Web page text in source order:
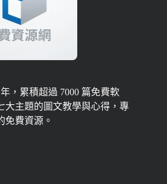
，累積超過 7000 篇免費軟
大主題的圖文教學與心得，專
免費資源。